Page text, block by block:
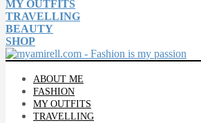
MY OUTFITS
TRAVELLING
BEAUTY
SHOP
ABOUT ME
FASHION
MY OUTFITS
TRAVELLING